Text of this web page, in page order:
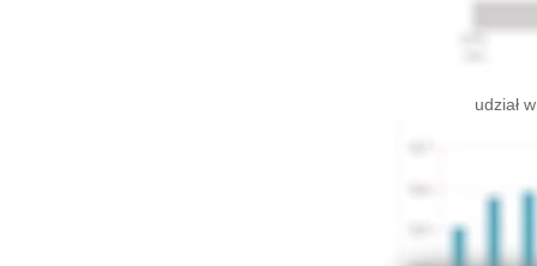
udział